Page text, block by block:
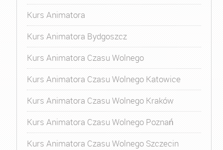
Kurs Animatora
Kurs Animatora Bydgoszcz
Kurs Animatora Czasu Wolnego
Kurs Animatora Czasu Wolnego Katowice
Kurs Animatora Czasu Wolnego Kraków
Kurs Animatora Czasu Wolnego Poznań
Kurs Animatora Czasu Wolnego Szczecin